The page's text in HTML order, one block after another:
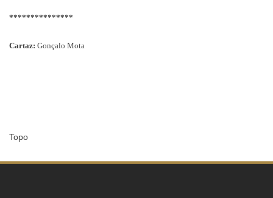
***************
Cartaz: Gonçalo Mota
Topo